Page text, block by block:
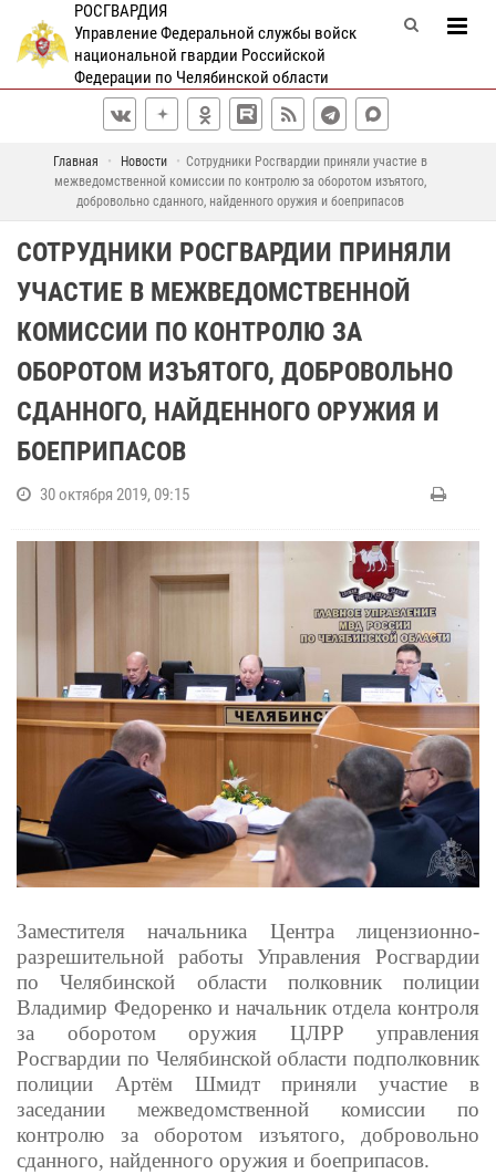
РОСГВАРДИЯ
Управление Федеральной службы войск
национальной гвардии Российской
Федерации по Челябинской области
Главная Новости
Сотрудники Росгвардии приняли участие в
межведомственной комиссии по контролю за оборотом изъятого,
добровольно сданного, найденного оружия и боеприпасов
СОТРУДНИКИ РОСГВАРДИИ ПРИНЯЛИ
УЧАСТИЕ В МЕЖВЕДОМСТВЕННОЙ
КОМИССИИ ПО КОНТРОЛЮ ЗА
ОБОРОТОМ ИЗЪЯТОГО, ДОБРОВОЛЬНО
СДАННОГО, НАЙДЕННОГО ОРУЖИЯ И
БОЕПРИПАСОВ
30 октября 2019, 09:15
Заместителя начальника Центра лицензионно-
разрешительной работы Управления Росгвардии
по Челябинской области полковник полиции
Владимир Федоренко и начальник отдела контроля
за оборотом оружия ЦЛРР управления
Росгвардии по Челябинской области подполковник
полиции Артём Шмидт приняли участие в
заседании межведомственной комиссии по
контролю за оборотом изъятого, добровольно
сданного, найденного оружия и боеприпасов.